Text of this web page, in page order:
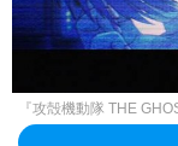
『攻殻機動隊 THE